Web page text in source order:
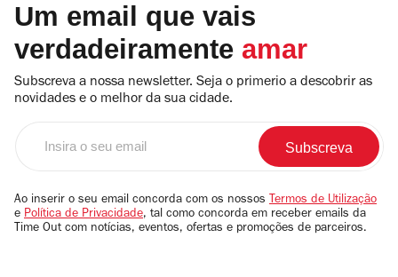
Um email que vais
verdadeiramente amar
Subscreva a nossa newsletter. Seja o primerio a descobrir as
novidades e o melhor da sua cidade.
email
Ao inserir o seu email concorda com os nossos Termos de Utilização
e Política de Privacidade, tal como concorda em receber emails da
Time Out com notícias, eventos, ofertas e promoções de parceiros.